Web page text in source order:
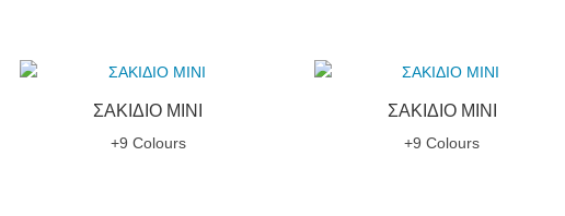
ΣΑΚΙΔΙΟ MINI
+9 Colours
ΣΑΚΙΔΙΟ MINI
+9 Colours